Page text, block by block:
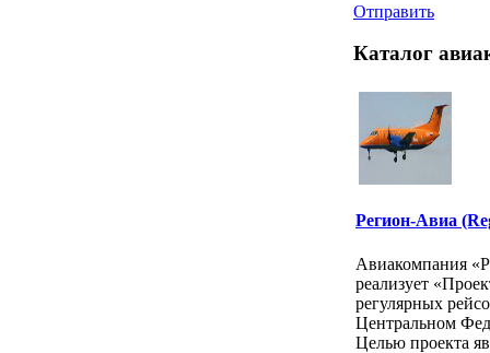
Отправить
Каталог
Регион-Авиа
Авиакомпания
реализует
регулярных
Центральном
Целью проекта